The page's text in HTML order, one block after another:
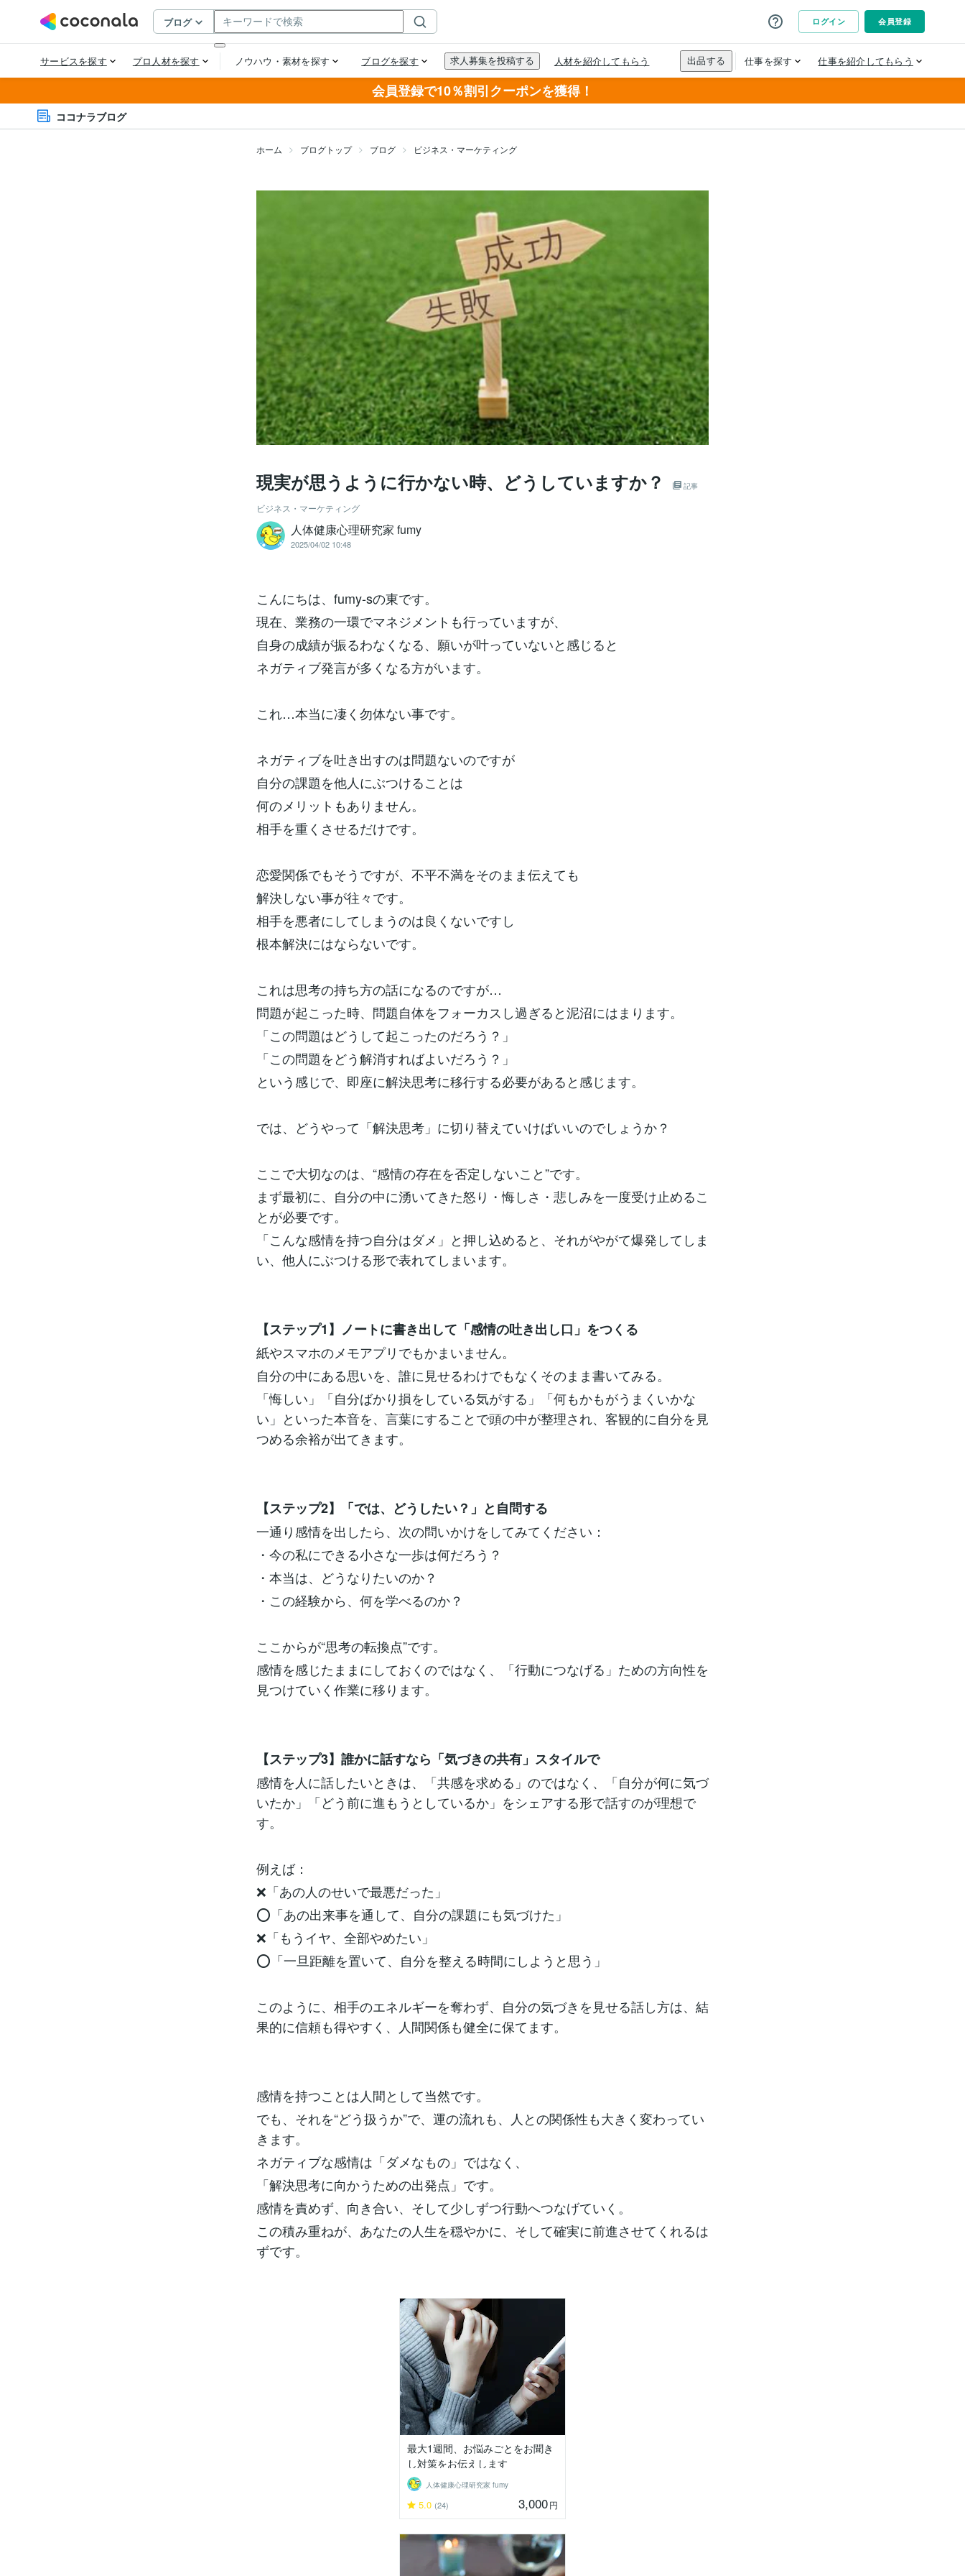
会員登録で10％割引クーポンを獲得！
ココナラブログ
ホーム ブログトップ ブログ ビジネス・マーケティング
現実が思うように行かない時、どうしていますか？ 記事
ビジネス・マーケティング
人体健康心理研究家 fumy
2025/04/02 10:48
こんにちは、fumy-sの東です。
現在、業務の一環でマネジメントも行っていますが、
自身の成績が振るわなくなる、願いが叶っていないと感じると
ネガティブ発言が多くなる方がいます。
これ…本当に凄く勿体ない事です。
ネガティブを吐き出すのは問題ないのですが
自分の課題を他人にぶつけることは
何のメリットもありません。
相手を重くさせるだけです。
恋愛関係でもそうですが、不平不満をそのまま伝えても
解決しない事が往々です。
相手を悪者にしてしまうのは良くないですし
根本解決にはならないです。
これは思考の持ち方の話になるのですが…
問題が起こった時、問題自体をフォーカスし過ぎると泥沼にはまります。
「この問題はどうして起こったのだろう？」
「この問題をどう解消すればよいだろう？」
という感じで、即座に解決思考に移行する必要があると感じます。
では、どうやって「解決思考」に切り替えていけばいいのでしょうか？
ここで大切なのは、“感情の存在を否定しないこと”です。
まず最初に、自分の中に湧いてきた怒り・悔しさ・悲しみを一度受け止めるこ
とが必要です。
「こんな感情を持つ自分はダメ」と押し込めると、それがやがて爆発してしま
い、他人にぶつける形で表れてしまいます。
【ステップ1】ノートに書き出して「感情の吐き出し口」をつくる
紙やスマホのメモアプリでもかまいません。
自分の中にある思いを、誰に見せるわけでもなくそのまま書いてみる。
「悔しい」「自分ばかり損をしている気がする」「何もかもがうまくいかな
い」といった本音を、言葉にすることで頭の中が整理され、客観的に自分を見
つめる余裕が出てきます。
【ステップ2】「では、どうしたい？」と自問する
一通り感情を出したら、次の問いかけをしてみてください：
・今の私にできる小さな一歩は何だろう？
・本当は、どうなりたいのか？
・この経験から、何を学べるのか？
ここからが“思考の転換点”です。
感情を感じたままにしておくのではなく、「行動につなげる」ための方向性を
見つけていく作業に移ります。
【ステップ3】誰かに話すなら「気づきの共有」スタイルで
感情を人に話したいときは、「共感を求める」のではなく、「自分が何に気づ
いたか」「どう前に進もうとしているか」をシェアする形で話すのが理想で
す。
例えば：
❌「あの人のせいで最悪だった」
⭕「あの出来事を通して、自分の課題にも気づけた」
❌「もうイヤ、全部やめたい」
⭕「一旦距離を置いて、自分を整える時間にしようと思う」
このように、相手のエネルギーを奪わず、自分の気づきを見せる話し方は、結
果的に信頼も得やすく、人間関係も健全に保てます。
感情を持つことは人間として当然です。
でも、それを“どう扱うか”で、運の流れも、人との関係性も大きく変わってい
きます。
ネガティブな感情は「ダメなもの」ではなく、
「解決思考に向かうための出発点」です。
感情を責めず、向き合い、そして少しずつ行動へつなげていく。
この積み重ねが、あなたの人生を穏やかに、そして確実に前進させてくれるは
ずです。
最大1週間、お悩みごとをお聞き
し対策をお伝えします
人体健康心理研究家 fumy
5.0 (24) 3,000円